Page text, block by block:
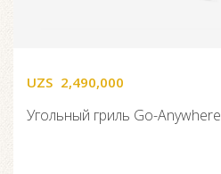
UZS 2,490,000
Угольный гриль Go-Anywhere